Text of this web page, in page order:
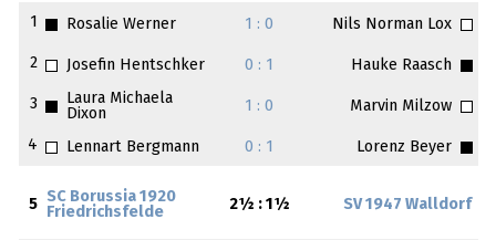
1 Rosalie Werner 1 : 0 Nils Norman Lox
2 Josefin Hentschker 0 : 1 Hauke Raasch
3
Laura Michaela
Dixon
1 : 0 Marvin Milzow
4 Lennart Bergmann 0 : 1 Lorenz Beyer
5
SC Borussia 1920
Friedrichsfelde
2½ : 1½ SV 1947 Walldorf